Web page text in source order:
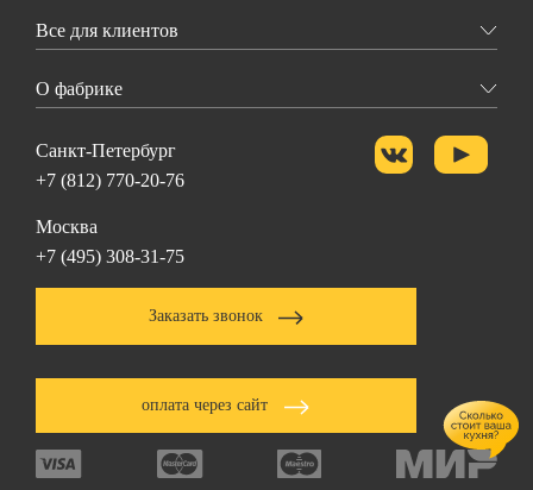
Все для клиентов
О фабрике
Санкт-Петербург
+7 (812) 770-20-76
Москва
+7 (495) 308-31-75
Заказать звонок
оплата через сайт